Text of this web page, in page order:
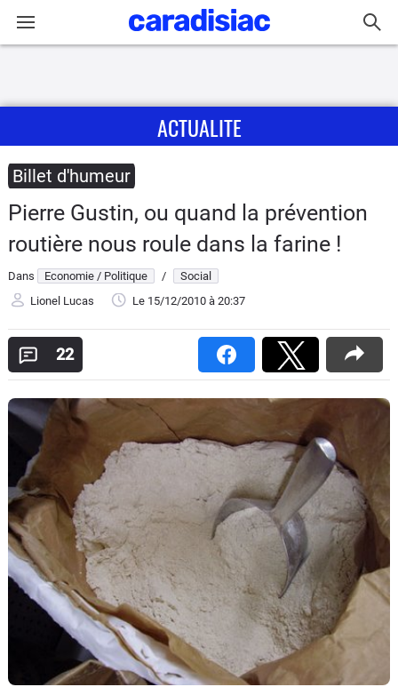
Actu
Essais
d'achat
Electriques
Utilitaires
Flottes
Services
Forum
Moto
Marques
ACTUALITE
Billet d'humeur
Pierre Gustin, ou quand la prévention
routière nous roule dans la farine !
Dans Economie / Politique /
Social
Lionel Lucas
Le 15/12/2010 à 20:37
22